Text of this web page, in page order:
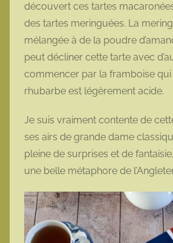
découvert ces tartes
des tartes meringuées. La
mélangée à de la poudre
peut décliner cette tarte avec
commencer par la framboise
rhubarbe est légèrement acide.
Je suis vraiment contente de
ses airs de grande dame
pleine de surprises et de
une belle métaphore de